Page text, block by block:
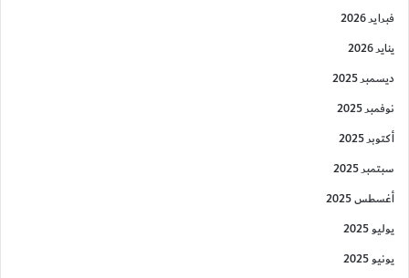
فبراير 2026
يناير 2026
ديسمبر 2025
نوفمبر 2025
أكتوبر 2025
سبتمبر 2025
أغسطس 2025
يوليو 2025
يونيو 2025